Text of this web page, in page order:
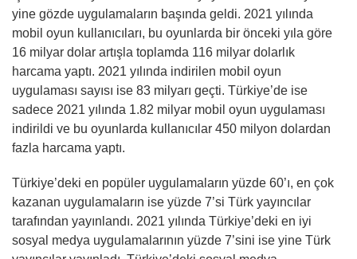
yine gözde uygulamaların başında geldi. 2021 yılında
mobil oyun kullanıcıları, bu oyunlarda bir önceki yıla göre
16 milyar dolar artışla toplamda 116 milyar dolarlık
harcama yaptı. 2021 yılında indirilen mobil oyun
uygulaması sayısı ise 83 milyarı geçti. Türkiye’de ise
sadece 2021 yılında 1.82 milyar mobil oyun uygulaması
indirildi ve bu oyunlarda kullanıcılar 450 milyon dolardan
fazla harcama yaptı.
Türkiye’deki en popüler uygulamaların yüzde 60’ı, en çok
kazanan uygulamaların ise yüzde 7’si Türk yayıncılar
tarafından yayınlandı. 2021 yılında Türkiye’deki en iyi
sosyal medya uygulamalarının yüzde 7’sini ise yine Türk